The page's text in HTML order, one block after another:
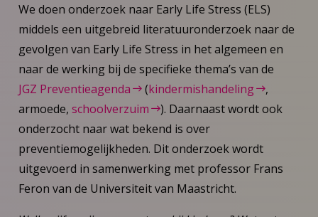
We doen onderzoek naar Early Life Stress (ELS)
middels een uitgebreid literatuuronderzoek naar de
gevolgen van Early Life Stress in het algemeen en
naar de werking bij de specifieke thema’s van de
JGZ Preventieagenda
(kindermishandeling
,
armoede, schoolverzuim
). Daarnaast wordt ook
onderzocht naar wat bekend is over
preventiemogelijkheden. Dit onderzoek wordt
uitgevoerd in samenwerking met professor Frans
Feron van de Universiteit van Maastricht.